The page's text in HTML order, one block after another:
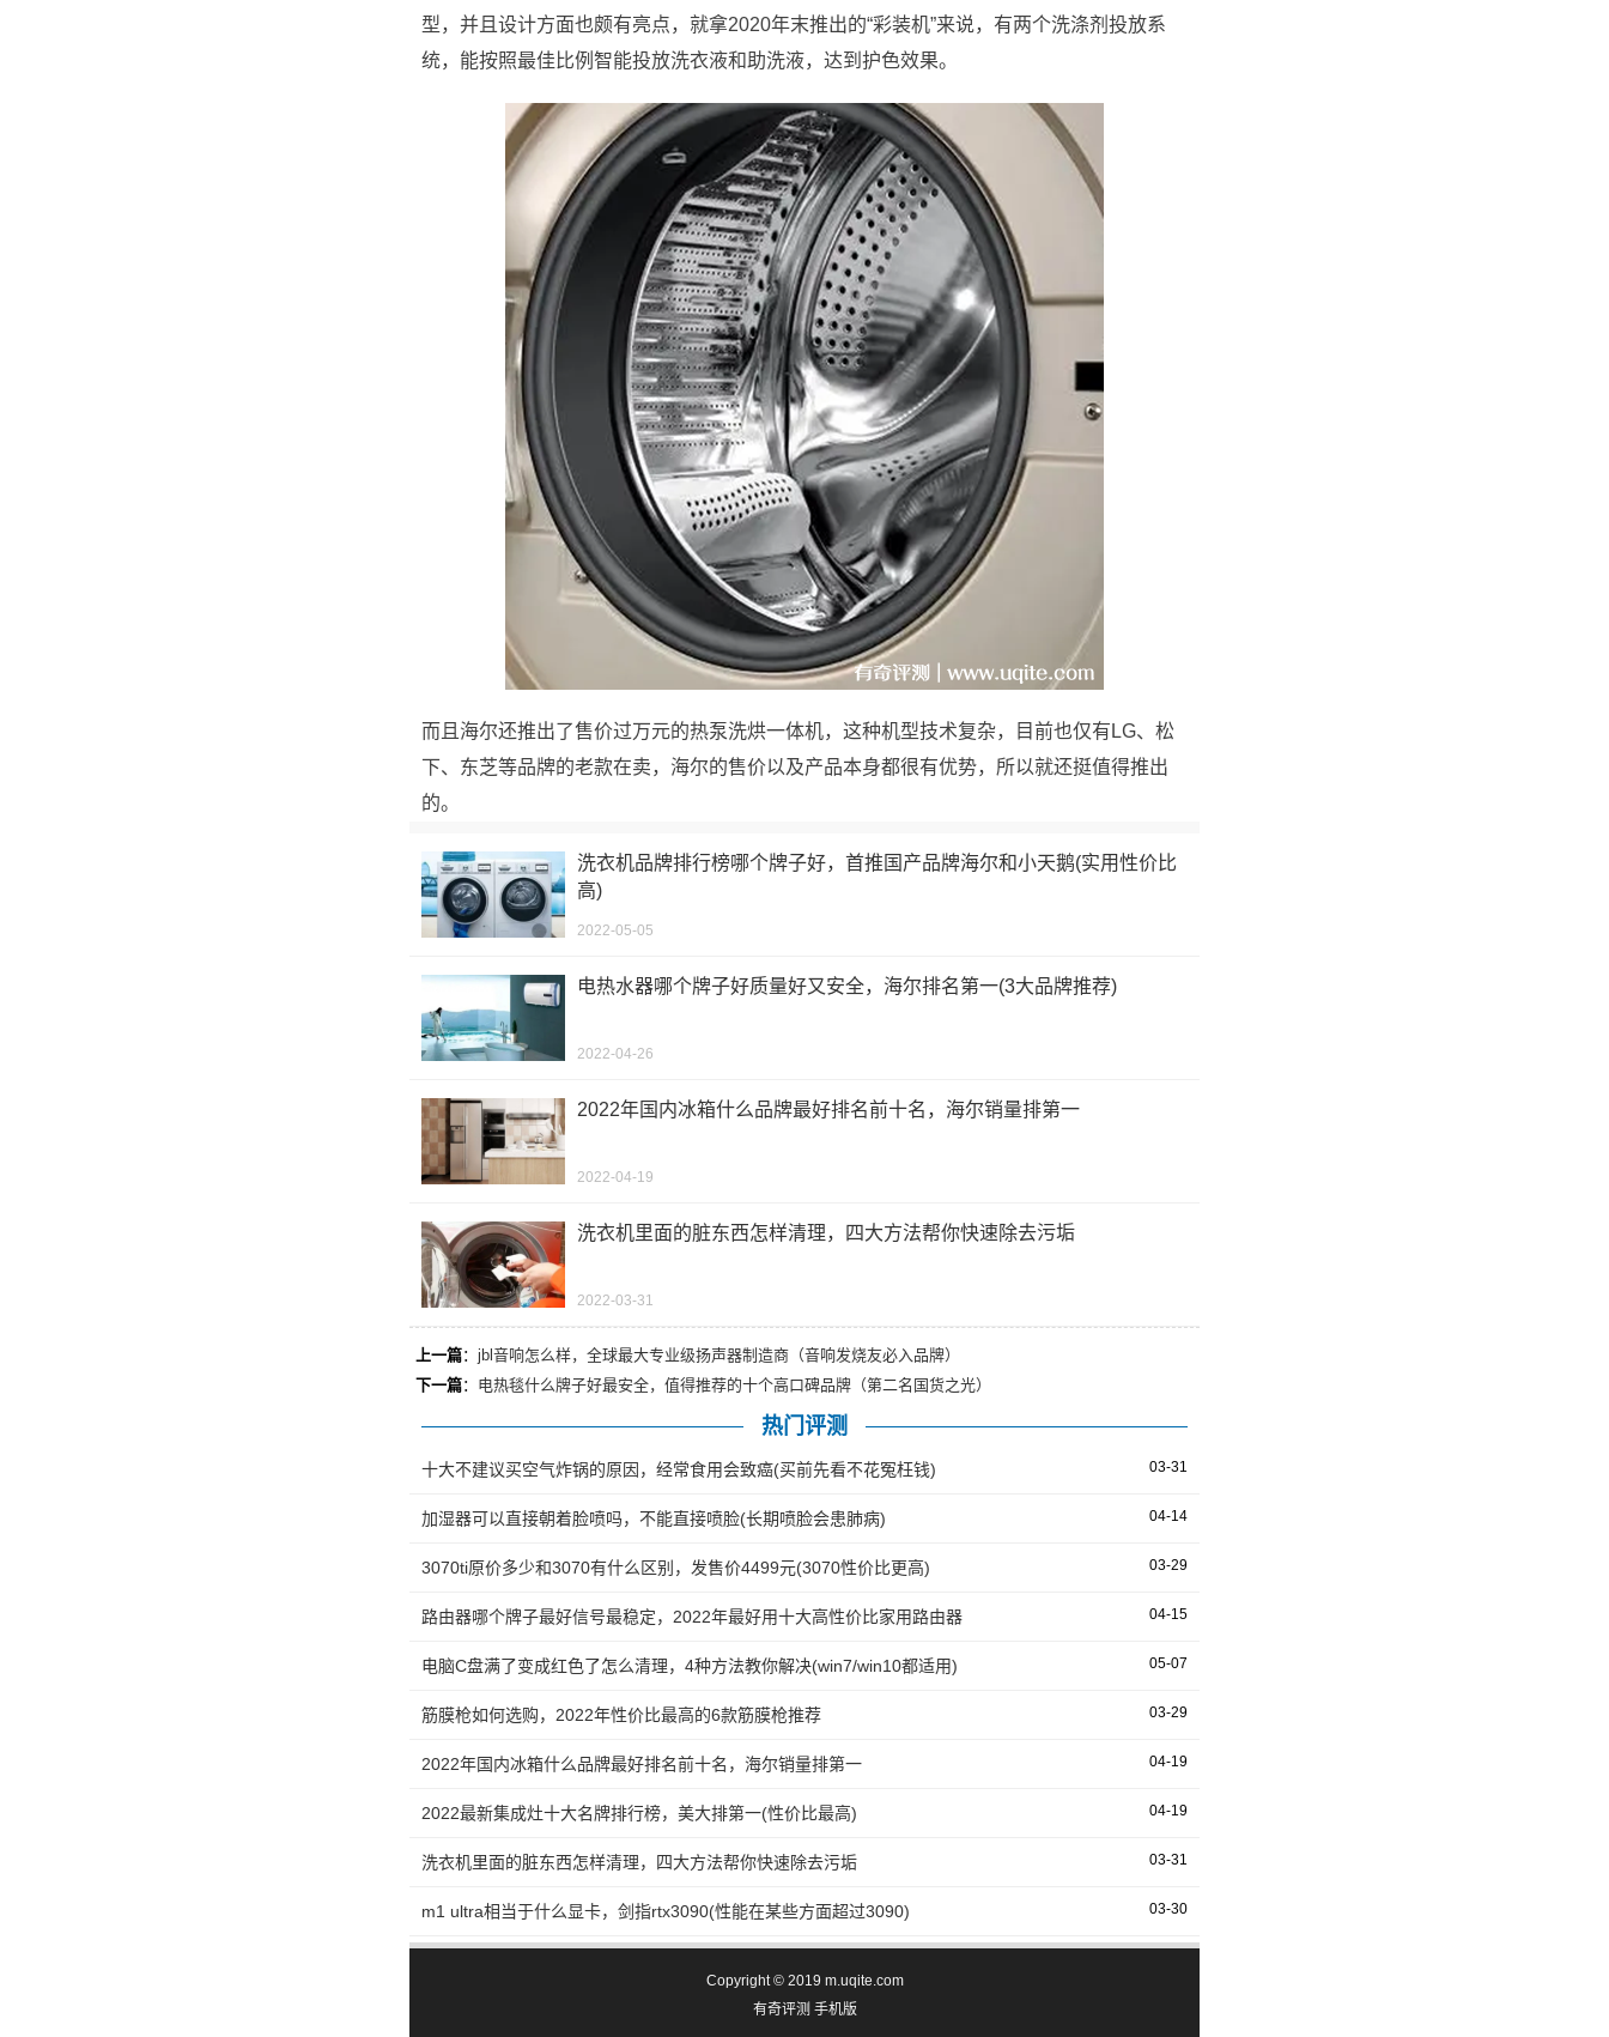
型，并且设计方面也颇有亮点，就拿2020年末推出的“彩装机”来说，有两个洗涤剂投放系
统，能按照最佳比例智能投放洗衣液和助洗液，达到护色效果。
而且海尔还推出了售价过万元的热泵洗烘一体机，这种机型技术复杂，目前也仅有LG、松
下、东芝等品牌的老款在卖，海尔的售价以及产品本身都很有优势，所以就还挺值得推出
的。
洗衣机品牌排行榜哪个牌子好，首推国产品牌海尔和小天鹅(实用性价比
高)
2022-05-05
电热水器哪个牌子好质量好又安全，海尔排名第一(3大品牌推荐)
2022-04-26
2022年国内冰箱什么品牌最好排名前十名，海尔销量排第一
2022-04-19
洗衣机里面的脏东西怎样清理，四大方法帮你快速除去污垢
2022-03-31
上一篇： jbl音响怎么样，全球最大专业级扬声器制造商（音响发烧友必入品牌）
下一篇： 电热毯什么牌子好最安全，值得推荐的十个高口碑品牌（第二名国货之光）
热门评测
十大不建议买空气炸锅的原因，经常食用会致癌(买前先看不花冤枉钱) 03-31
加湿器可以直接朝着脸喷吗，不能直接喷脸(长期喷脸会患肺病) 04-14
3070ti原价多少和3070有什么区别，发售价4499元(3070性价比更高) 03-29
路由器哪个牌子最好信号最稳定，2022年最好用十大高性价比家用路由器 04-15
电脑C盘满了变成红色了怎么清理，4种方法教你解决(win7/win10都适用) 05-07
筋膜枪如何选购，2022年性价比最高的6款筋膜枪推荐 03-29
2022年国内冰箱什么品牌最好排名前十名，海尔销量排第一 04-19
2022最新集成灶十大名牌排行榜，美大排第一(性价比最高) 04-19
洗衣机里面的脏东西怎样清理，四大方法帮你快速除去污垢 03-31
m1 ultra相当于什么显卡，剑指rtx3090(性能在某些方面超过3090) 03-30
Copyright © 2019 m.uqite.com
有奇评测 手机版